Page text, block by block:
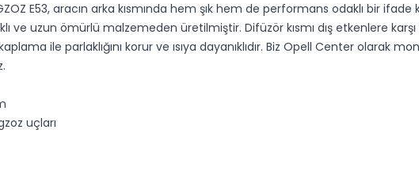
E53, aracın arka kısmında hem şık hem de performans odaklı bir ifade
ve uzun ömürlü malzemeden üretilmiştir. Difüzör kısmı dış etkenlere
ile parlaklığını korur ve ısıya dayanıklıdır. Biz Opell Center olarak
uçları